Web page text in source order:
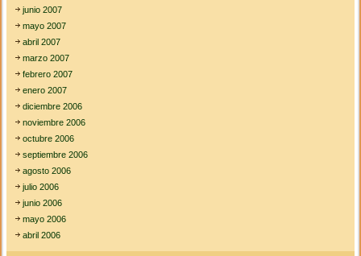
junio 2007
mayo 2007
abril 2007
marzo 2007
febrero 2007
enero 2007
diciembre 2006
noviembre 2006
octubre 2006
septiembre 2006
agosto 2006
julio 2006
junio 2006
mayo 2006
abril 2006